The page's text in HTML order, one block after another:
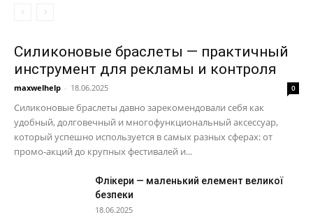
Силиконовые браслеты — практичный
инструмент для рекламы и контроля
maxwelhelp - 18.06.2025 0
Силиконовые браслеты давно зарекомендовали себя как
удобный, долговечный и многофункциональный аксессуар,
который успешно используется в самых разных сферах: от
промо-акций до крупных фестивалей и...
Флікери — маленький елемент великої
безпеки
18.06.2025